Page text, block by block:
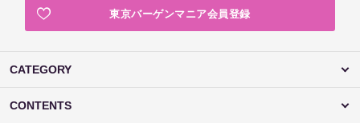
東京バーゲンマニア会員登録
CATEGORY
CONTENTS